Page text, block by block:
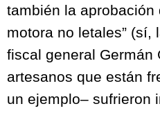
también la aprobación
motora no letales”
fiscal general Germán
artesanos que están
un ejemplo– sufrieron